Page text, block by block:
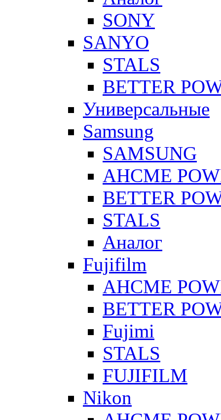
SONY
SANYO
STALS
BETTER
Универсальные
Samsung
SAMSUNG
AHCME
BETTER
STALS
Аналог
Fujifilm
AHCME
BETTER
Fujimi
STALS
FUJIFILM
Nikon